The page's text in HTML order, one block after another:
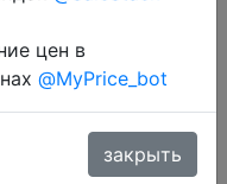
цен в
@MyPrice_bot
закрыть